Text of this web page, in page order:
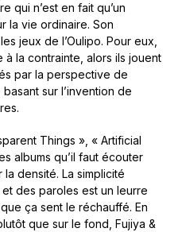
qui n’est en fait qu’un
la vie ordinaire. Son
jeux de l’Oulipo. Pour eux,
la contrainte, alors ils jouent
par la perspective de
sur l’invention de
Things », « Artificial
albums qu’il faut écouter
la densité. La simplicité
des paroles est un leurre
ça sent le réchauffé. En
que sur le fond, Fujiya &